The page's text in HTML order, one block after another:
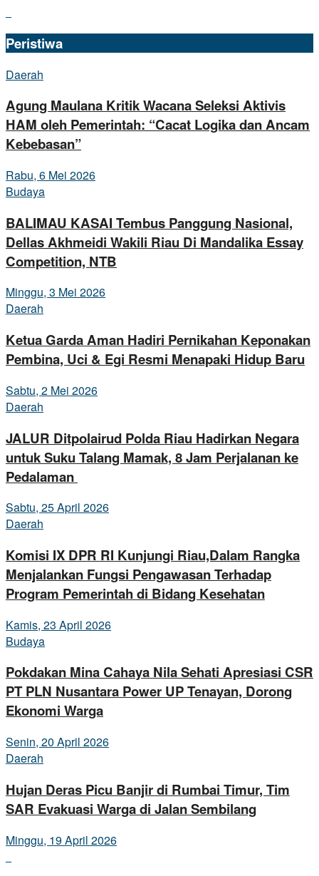
Peristiwa
Daerah
Agung Maulana Kritik Wacana Seleksi Aktivis
HAM oleh Pemerintah: “Cacat Logika dan Ancam
Kebebasan”
Rabu, 6 Mei 2026
Budaya
BALIMAU KASAI Tembus Panggung Nasional,
Dellas Akhmeidi Wakili Riau Di Mandalika Essay
Competition, NTB
Minggu, 3 Mei 2026
Daerah
Ketua Garda Aman Hadiri Pernikahan Keponakan
Pembina, Uci & Egi Resmi Menapaki Hidup Baru
Sabtu, 2 Mei 2026
Daerah
JALUR Ditpolairud Polda Riau Hadirkan Negara
untuk Suku Talang Mamak, 8 Jam Perjalanan ke
Pedalaman
Sabtu, 25 April 2026
Daerah
Komisi IX DPR RI Kunjungi Riau,Dalam Rangka
Menjalankan Fungsi Pengawasan Terhadap
Program Pemerintah di Bidang Kesehatan
Kamis, 23 April 2026
Budaya
Pokdakan Mina Cahaya Nila Sehati Apresiasi CSR
PT PLN Nusantara Power UP Tenayan, Dorong
Ekonomi Warga
Senin, 20 April 2026
Daerah
Hujan Deras Picu Banjir di Rumbai Timur, Tim
SAR Evakuasi Warga di Jalan Sembilang
Minggu, 19 April 2026